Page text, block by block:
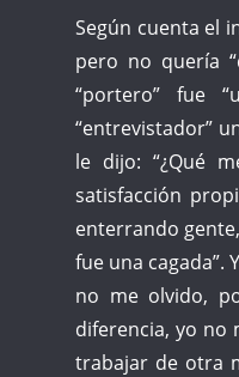
Según cuenta el
pero no quería
“portero” fue
“entrevistador”
le dijo: “¿Qué
satisfacción
enterrando gente,
fue una cagada”.
no me olvido,
diferencia, yo no
trabajar de otra